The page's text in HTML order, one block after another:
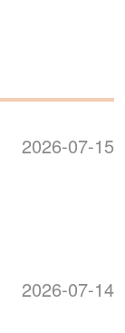
2026-07-15
2026-07-14